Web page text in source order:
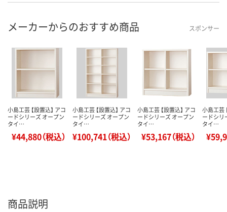
メーカーからのおすすめ商品 スポンサー
小島工芸 【設置込】 アコ
ードシリーズ オープン
タイ…
¥44,880（税込）
小島工芸 【設置込】 アコ
ードシリーズ オープン
タイ…
¥100,741（税込）
小島工芸 【設置込】 アコ
ードシリーズ オープン
タイ…
¥53,167（税込）
小島工芸
ードシリ
タイ…
商品説明